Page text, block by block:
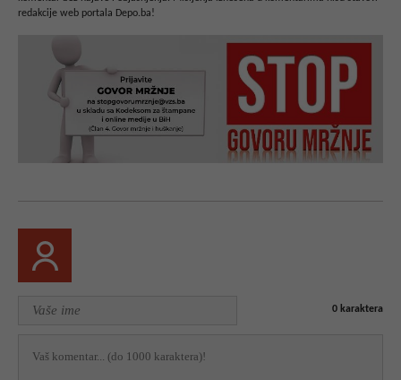
redakcije web portala Depo.ba!
0 karaktera